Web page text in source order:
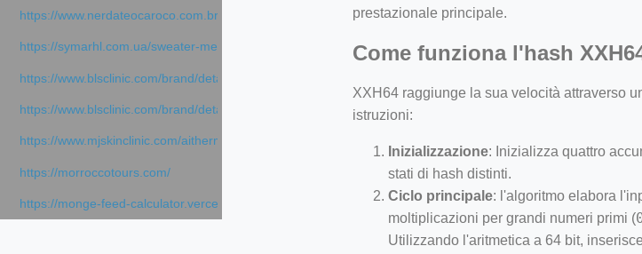
https://www.nerdateocaroco.com.br/
https://symarhl.com.ua/sweater-merino-crew-neck-navy-blue/
https://www.blsclinic.com/brand/detail.php
https://www.blsclinic.com/brand/detail.php?c=1013&n=29306
https://www.mjskinclinic.com/aithermage
https://morroccotours.com/
https://monge-feed-calculator.vercel.app/feed-calculator
prestazionale principale.
Come funziona l'hash
XXH64 raggiunge la sua velocità attraverso
istruzioni:
Inizializzazione: Inizializza quattro
stati di hash distinti.
Ciclo principale: l'algoritmo elabora
moltiplicazioni per grandi numeri primi (
Utilizzando l'aritmetica a 64 bit,